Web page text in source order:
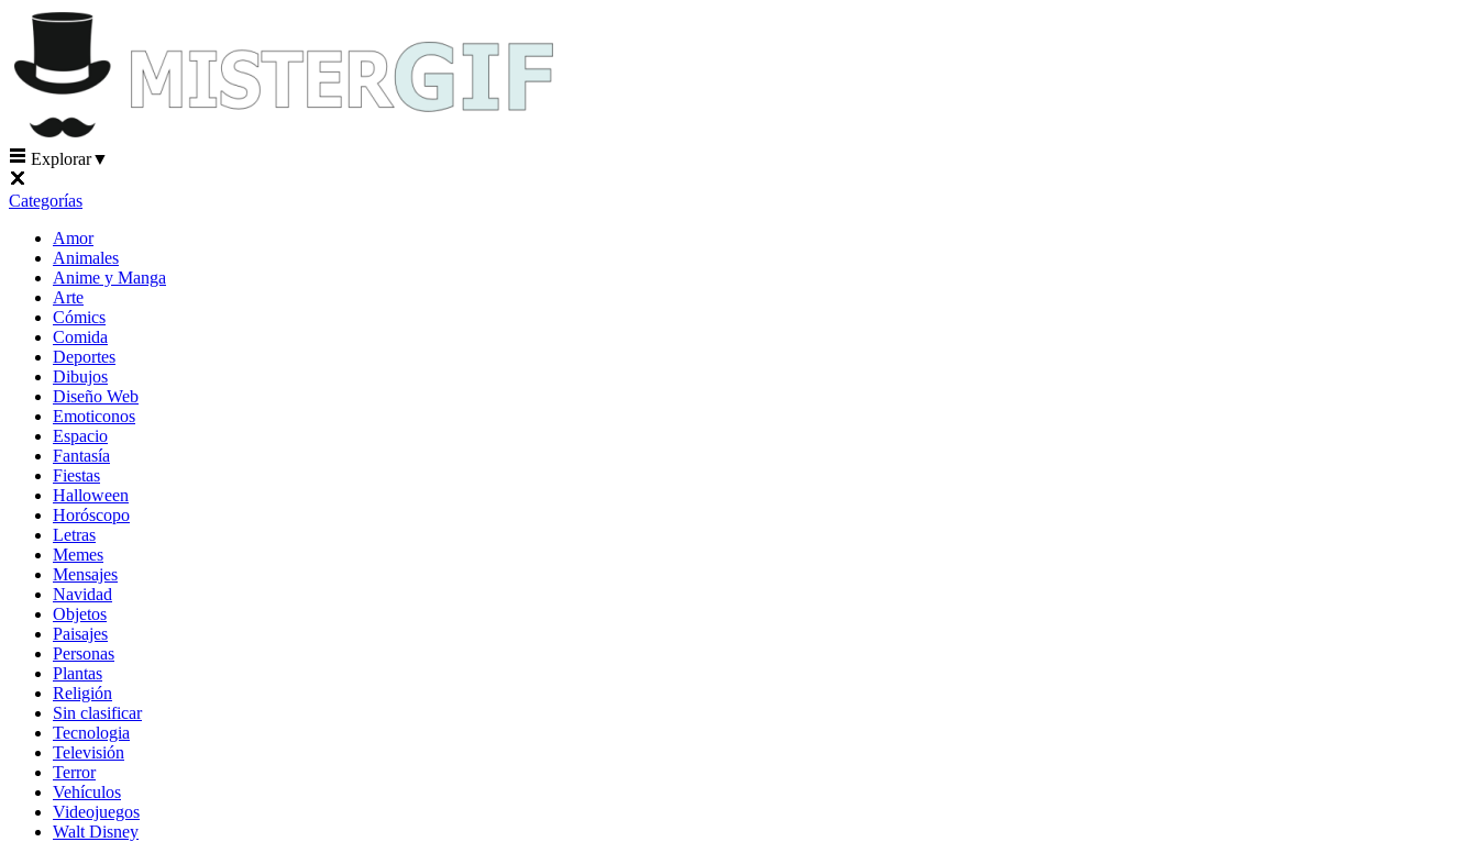
Explorar▼
Categorías
Amor
Animales
Anime y Manga
Arte
Cómics
Comida
Deportes
Dibujos
Diseño Web
Emoticonos
Espacio
Fantasía
Fiestas
Halloween
Horóscopo
Letras
Memes
Mensajes
Navidad
Objetos
Paisajes
Personas
Plantas
Religión
Sin clasificar
Tecnologia
Televisión
Terror
Vehículos
Videojuegos
Walt Disney